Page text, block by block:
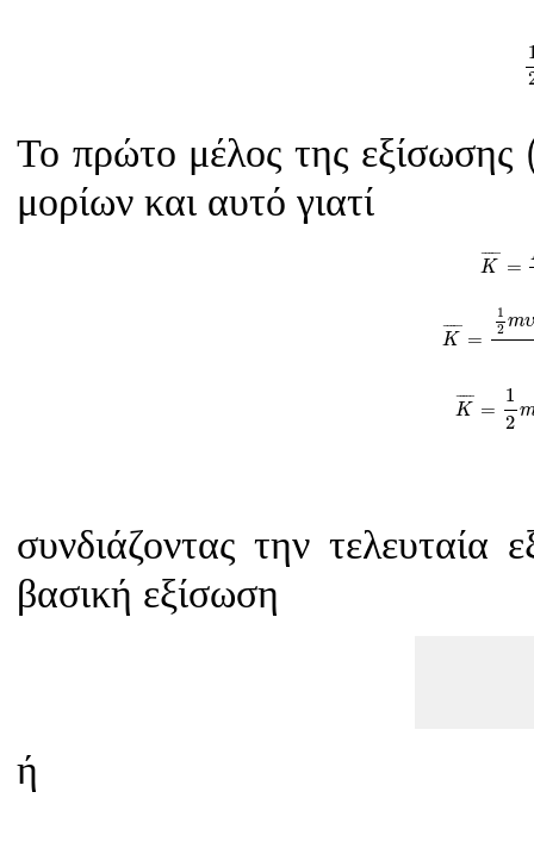
Το πρώτο μέλος της εξίσωσης
μορίων και αυτό γιατί
¯¯¯¯¯
K =
¯¯¯¯¯
K =
1
2 mυ
2
¯¯¯¯¯
K =
1
2
συνδιάζοντας την
βασική εξίσωση
ή